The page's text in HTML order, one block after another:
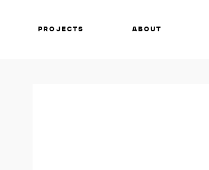
PROJECTS ABOUT